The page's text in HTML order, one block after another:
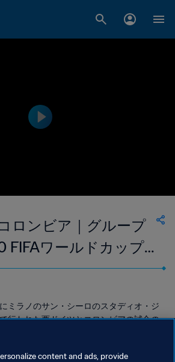
ロンビア｜グループ
FIFAワールドカップ
イライト
ミラノのサン・シーロのスタディオ・ジ
行われた西ドイツとコロンビアの試合の
。
content and ads, provide